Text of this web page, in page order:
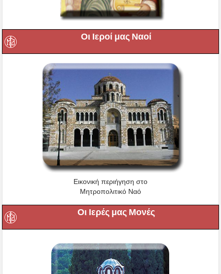
Οι Ιεροί μας Ναοί
Εικονική περιήγηση στο
Μητροπολιτικό Ναό
Οι Ιερές μας Μονές